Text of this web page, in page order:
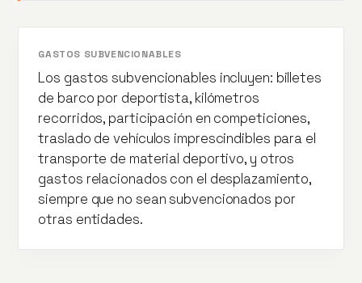
GASTOS SUBVENCIONABLES
Los gastos subvencionables incluyen: billetes
de barco por deportista, kilómetros
recorridos, participación en competiciones,
traslado de vehículos imprescindibles para el
transporte de material deportivo, y otros
gastos relacionados con el desplazamiento,
siempre que no sean subvencionados por
otras entidades.